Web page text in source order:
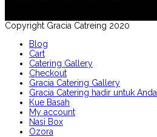
Copyright Gracia Catreing 2020
Blog
Cart
Catering Gallery
Checkout
Gracia Catering Gallery
Gracia Catering hadir untuk Anda
Kue Basah
My account
Nasi Box
Ozora